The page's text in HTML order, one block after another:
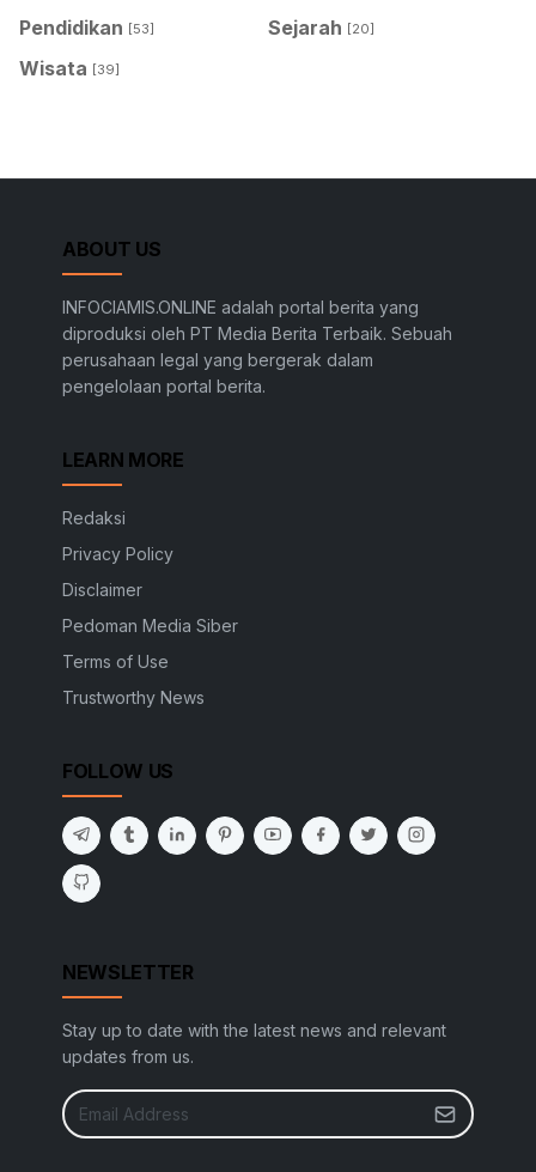
Pendidikan [53] Sejarah [20]
Wisata [39]
ABOUT US
INFOCIAMIS.ONLINE adalah portal berita yang
diproduksi oleh PT Media Berita Terbaik. Sebuah
perusahaan legal yang bergerak dalam
pengelolaan portal berita.
LEARN MORE
Redaksi
Privacy Policy
Disclaimer
Pedoman Media Siber
Terms of Use
Trustworthy News
FOLLOW US
NEWSLETTER
Stay up to date with the latest news and relevant
updates from us.